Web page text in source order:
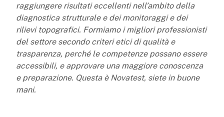
raggiungere risultati eccellenti nell’ambito della
diagnostica strutturale e dei monitoraggi e dei
rilievi topografici. Formiamo i migliori professionisti
del settore secondo criteri etici di qualità e
trasparenza, perché le competenze possano essere
accessibili, e approvare una maggiore conoscenza
e preparazione. Questa è Novatest, siete in buone
mani.